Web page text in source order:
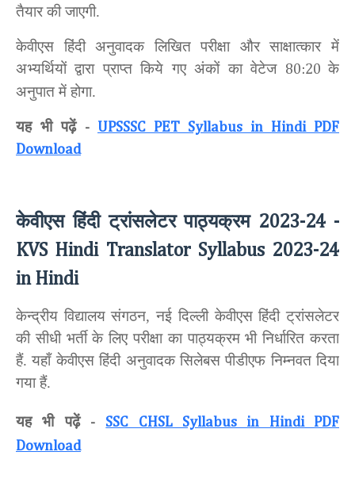
तैयार की जाएगी.
केवीएस हिंदी अनुवादक लिखित परीक्षा और साक्षात्कार में
अभ्यर्थियों द्वारा प्राप्त किये गए अंकों का वेटेज 80:20के
अनुपात में होगा.
यह भी पढ़ें -
UPSSSC PET Syllabus in Hindi PDF
Download
केवीएस हिंदी ट्रांसलेटर पाठ्यक्रम 2023-24 -
KVS Hindi Translator Syllabus 2023-24
in Hindi
केन्द्रीय विद्यालय संगठन, नई दिल्ली केवीएस हिंदी ट्रांसलेटर
की सीधी भर्ती के लिए परीक्षा का पाठ्यक्रम भी निर्धारित करता
हैं. यहाँ केवीएस हिंदी अनुवादक सिलेबस पीडीएफ निम्नवत दिया
गया हैं.
यह भी पढ़ें -
SSC CHSL Syllabus in Hindi PDF
Download